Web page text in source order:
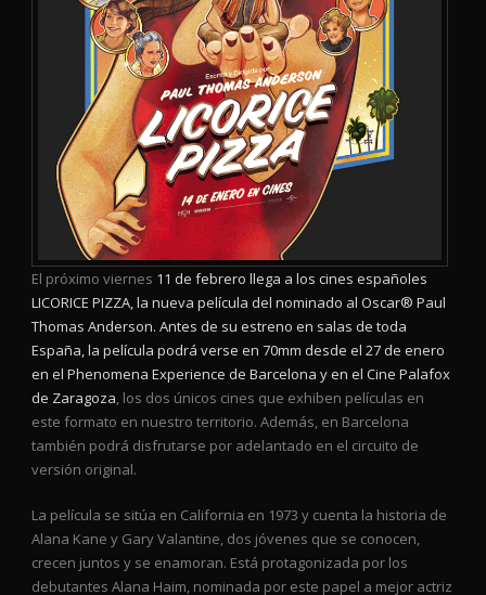
El próximo viernes 11 de febrero llega a los cines españoles
LICORICE PIZZA, la nueva película del nominado al Oscar® Paul
Thomas Anderson. Antes de su estreno en salas de toda
España, la película podrá verse en 70mm desde el 27 de enero
en el Phenomena Experience de Barcelona y en el Cine Palafox
de Zaragoza, los dos únicos cines que exhiben películas en
este formato en nuestro territorio. Además, en Barcelona
también podrá disfrutarse por adelantado en el circuito de
versión original.
La película se sitúa en California en 1973 y cuenta la historia de
Alana Kane y Gary Valantine, dos jóvenes que se conocen,
crecen juntos y se enamoran. Está protagonizada por los
debutantes Alana Haim, nominada por este papel a mejor actriz